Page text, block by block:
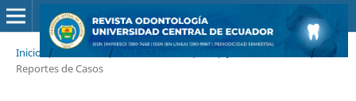
Inicio / Archivos / Vol. 27 Núm. 2 (2025): Julio - Diciembre /
Reportes de Casos